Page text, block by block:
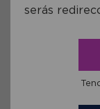
serás